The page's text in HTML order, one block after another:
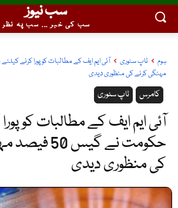
سب نیوز
سب کی خبر ... سب پہ نظر
ہوم ٹاپ سٹوری
مہنگی کرنے کی منظوری دیدی
ٹاپ سٹوری کامرس
آئی ایم ایف کے مطالبات کو
حکومت نے گیس
کی منظوری دیدی